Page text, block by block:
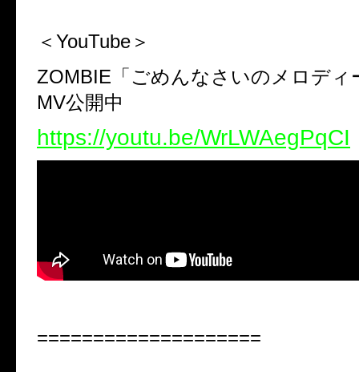
＜YouTube＞
ZOMBIE「ごめんなさいのメロディ
MV公開中
https://youtu.be/WrLWAegPqCI
====================